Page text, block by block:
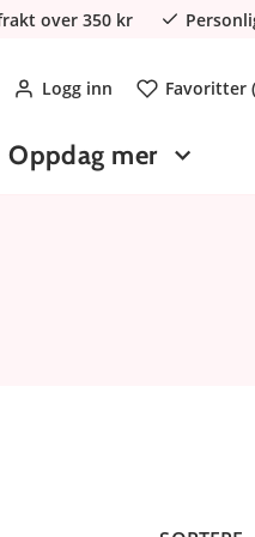
over 350 kr
Logg inn Favoritter
Oppdag mer